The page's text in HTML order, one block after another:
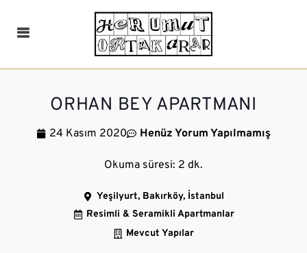
ORHAN BEY APARTMANI
24 Kasım 2020 Henüz Yorum Yapılmamış
Yeşilyurt, Bakırköy, İstanbul
Resimli & Seramikli Apartmanlar
Mevcut Yapılar